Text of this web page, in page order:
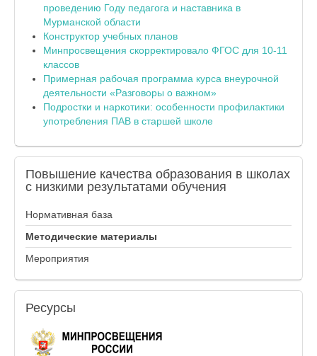
проведению Году педагога и наставника в
Мурманской области
Конструктор учебных планов
Минпросвещения скорректировало ФГОС для 10-11
классов
Примерная рабочая программа курса внеурочной
деятельности «Разговоры о важном»
Подростки и наркотики: особенности профилактики
употребления ПАВ в старшей школе
Повышение качества образования в школах
с низкими результатами обучения
Нормативная база
Методические материалы
Мероприятия
Ресурсы